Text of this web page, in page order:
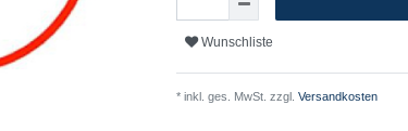
Wunschliste
* inkl. ges. MwSt. zzgl. Versandkosten